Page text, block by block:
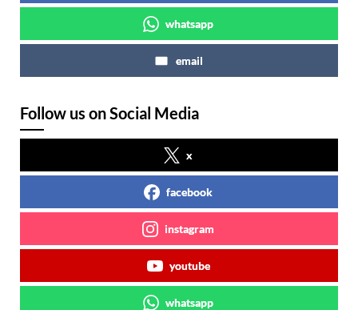
whatsapp
email
Follow us on Social Media
x
facebook
instagram
youtube
whatsapp